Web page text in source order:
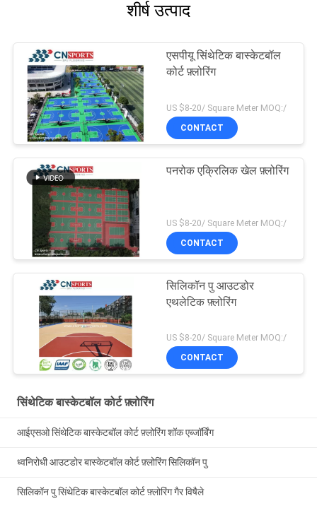
शीर्ष उत्पाद
एसपीयू सिंथेटिक बास्केटबॉल
कोर्ट फ़्लोरिंग
US $8-20/ Square Meter MOQ:/
CONTACT
पनरोक एक्रिलिक खेल फ़्लोरिंग
US $8-20/ Square Meter MOQ:/
CONTACT
सिलिकॉन पु आउटडोर
एथलेटिक फ़्लोरिंग
US $8-20/ Square Meter MOQ:/
CONTACT
सिंथेटिक बास्केटबॉल कोर्ट फ़्लोरिंग
आईएसओ सिंथेटिक बास्केटबॉल कोर्ट फ़्लोरिंग शॉक एब्जॉर्बिंग
ध्वनिरोधी आउटडोर बास्केटबॉल कोर्ट फ़्लोरिंग सिलिकॉन पु
सिलिकॉन पु सिंथेटिक बास्केटबॉल कोर्ट फ़्लोरिंग गैर विषैले